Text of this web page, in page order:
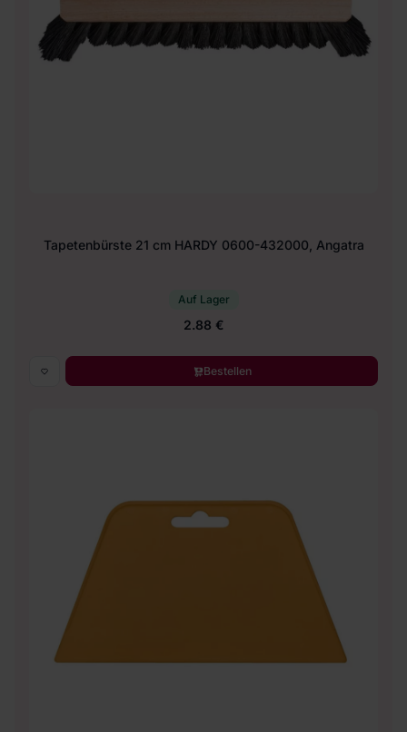
Tapetenbürste 21 cm HARDY 0600-432000, Angatra
Auf Lager
2.88 €
Bestellen